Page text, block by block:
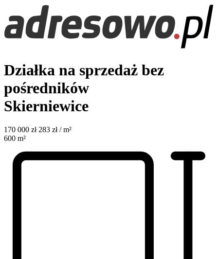
Działka na sprzedaż bez
pośredników
Skierniewice
170 000 zł 283 zł / m²
600 m²